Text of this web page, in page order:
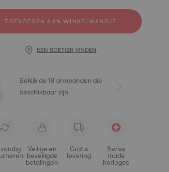
TOEVOEGEN AAN WINKELMANDJE
EEN BOETIEK VINDEN
Bekijk de 19 armbanden die
beschikbaar zijn
Veilige en
beveiligde
betalingen
Gratis
levering
Swiss
made
horloges